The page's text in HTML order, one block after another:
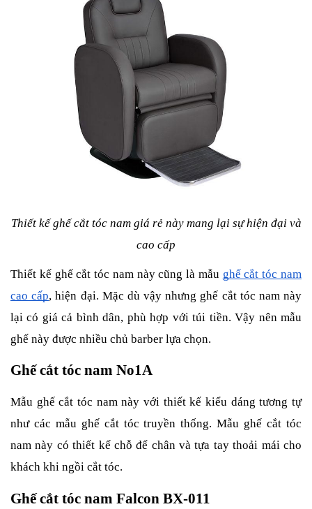
Thiết kế ghế cắt tóc nam giá rẻ này mang lại sự hiện đại và
cao cấp
Thiết kế ghế cắt tóc nam này cũng là mẫu ghế cắt tóc nam
cao cấp, hiện đại. Mặc dù vậy nhưng ghế cắt tóc nam này
lại có giá cả bình dân, phù hợp với túi tiền. Vậy nên mẫu
ghế này được nhiều chủ barber lựa chọn.
Ghế cắt tóc nam No1A
Mẫu ghế cắt tóc nam này với thiết kế kiểu dáng tương tự
như các mẫu ghế cắt tóc truyền thống. Mẫu ghế cắt tóc
nam này có thiết kế chỗ để chân và tựa tay thoải mái cho
khách khi ngồi cắt tóc.
Ghế cắt tóc nam Falcon BX-011